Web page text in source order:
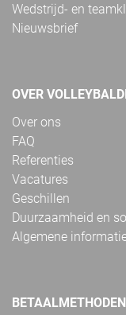
Wedstrijd- en
Nieuwsbrief
OVER
Over ons
FAQ
Referenties
Vacatures
Geschillen
Duurzaamheid en
Algemene
BETAALMETHODEN